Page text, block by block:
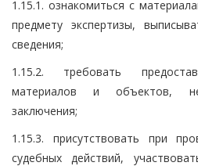
1.15.1. ознакомиться с
предмету экспертизы,
сведения;
1.15.2. требовать
материалов и объектов,
заключения;
1.15.3. присутствовать при
судебных действий,